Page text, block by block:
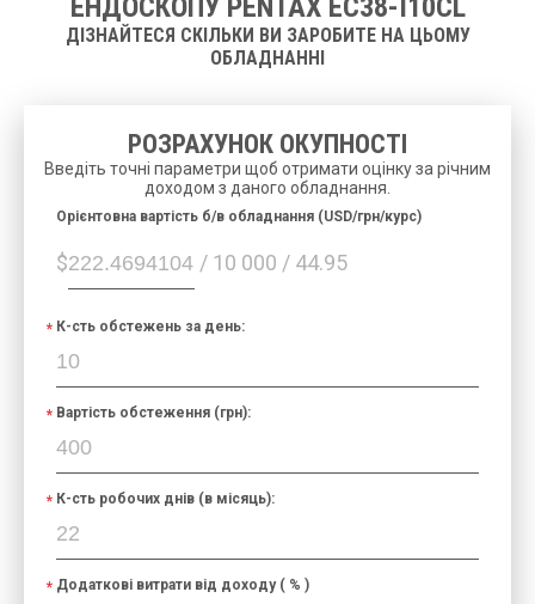
ЕНДОСКОПУ PENTAX EC38-I10CL
ДІЗНАЙТЕСЯ СКІЛЬКИ ВИ ЗАРОБИТЕ НА ЦЬОМУ
ОБЛАДНАННІ
РОЗРАХУНОК ОКУПНОСТІ
Введіть точні параметри щоб отримати оцінку за річним
доходом з даного обладнання.
$ / 10 000 / 44.95
Орієнтовна вартість б/в обладнання (USD/грн/курс)
К-сть обстежень за день:
Вартість обстеження (грн):
К-сть робочих днів (в місяць):
Додаткові витрати від доходу ( % )